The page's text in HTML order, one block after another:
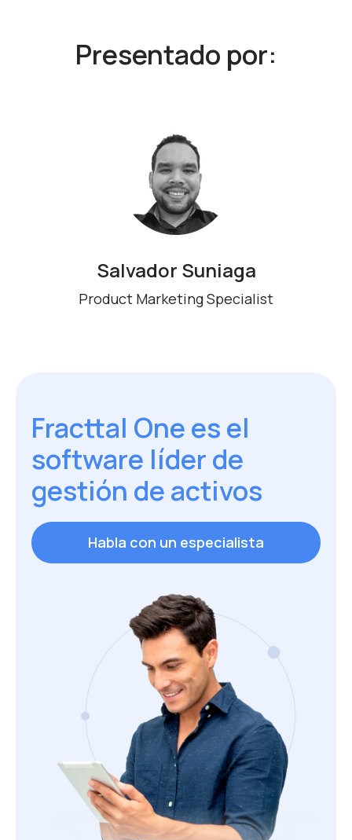
Presentado por:
Salvador Suniaga
Product Marketing Specialist
Fracttal One es el
software líder de
gestión de activos
Habla con un especialista